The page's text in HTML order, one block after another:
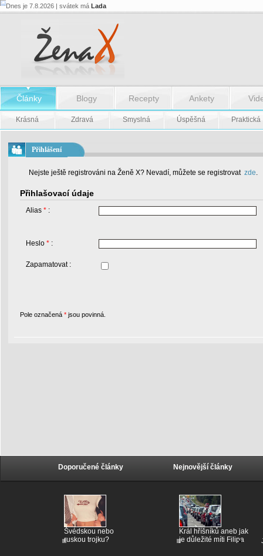
Dnes je 7.8.2026 | svátek má Lada
Články Blogy Recepty Ankety
Krásná Zdravá Smyslná Úspěšná Praktická
Přihlášení
Nejste ještě registrováni na Ženě X? Nevadí, můžete se registrovat zde.
Přihlašovací údaje
Alias * :
Heslo * :
Zapamatovat :
Pole označená * jsou povinná.
Doporučené články
Švédskou nebo
ruskou trojku?
Nejnovější články
Král hříšníků aneb jak
je důležité míti Filipa